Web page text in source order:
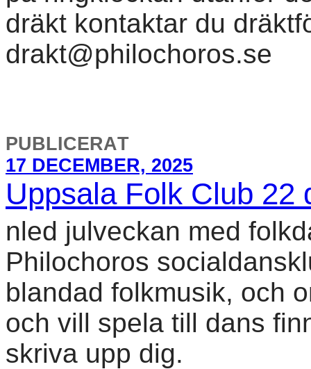
dräkt kontaktar du
drakt@philochoros.se
PUBLICERAT
17 DECEMBER, 2025
Uppsala Folk Club 22
nled julveckan med
Philochoros
blandad folkmusik, och
och vill spela till dans
skriva upp dig.